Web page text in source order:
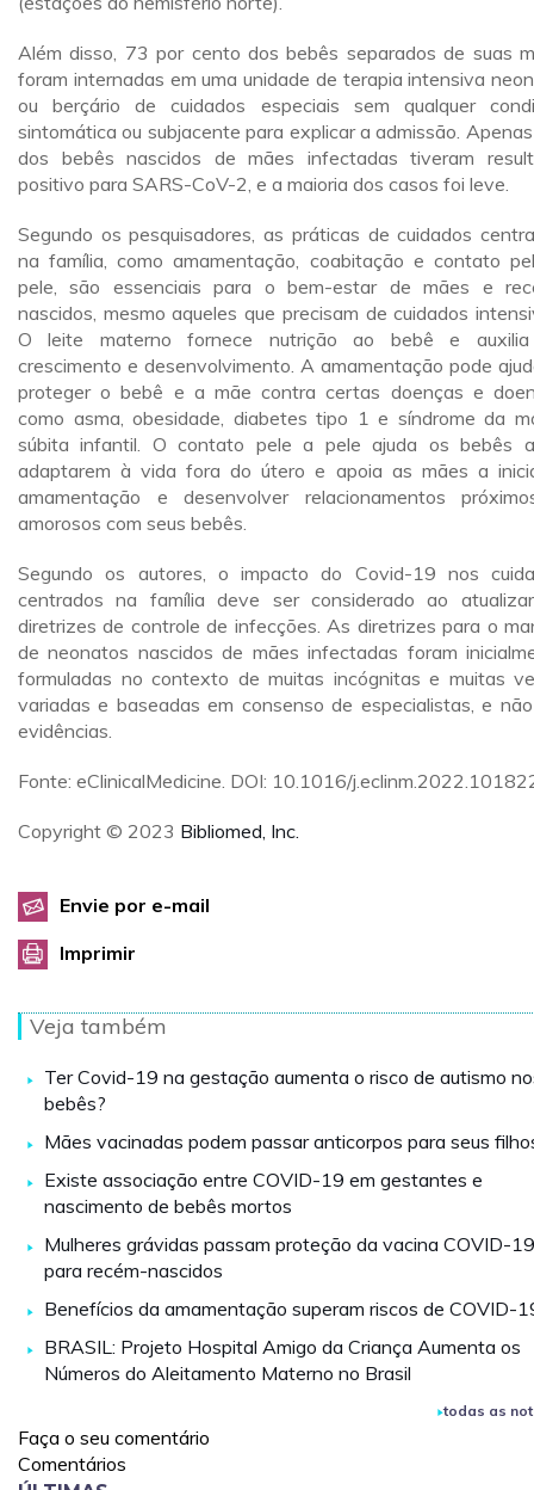
Além disso, 73 por cento dos bebês separados de suas
foram internadas em uma unidade de terapia intensiva
ou berçário de cuidados especiais sem qualquer
sintomática ou subjacente para explicar a admissão.
dos bebês nascidos de mães infectadas tiveram
positivo para SARS-CoV-2, e a maioria dos casos foi leve.
Segundo os pesquisadores, as práticas de cuidados
na família, como amamentação, coabitação e contato
pele, são essenciais para o bem-estar de mães e
nascidos, mesmo aqueles que precisam de cuidados
O leite materno fornece nutrição ao bebê e
crescimento e desenvolvimento. A amamentação pode
proteger o bebê e a mãe contra certas doenças e
como asma, obesidade, diabetes tipo 1 e síndrome da
súbita infantil. O contato pele a pele ajuda os bebês
adaptarem à vida fora do útero e apoia as mães a
amamentação e desenvolver relacionamentos
amorosos com seus bebês.
Segundo os autores, o impacto do Covid-19 nos
centrados na família deve ser considerado ao
diretrizes de controle de infecções. As diretrizes para o
de neonatos nascidos de mães infectadas foram
formuladas no contexto de muitas incógnitas e muitas
variadas e baseadas em consenso de especialistas, e
evidências.
Fonte: eClinicalMedicine. DOI: 10.1016/
Copyright © 2023 Bibliomed, Inc.
Envie por e-mail
Imprimir
Veja também
Ter Covid-19 na gestação aumenta o risco de autismo
bebês?
Mães vacinadas podem passar anticorpos para seus
Existe associação entre COVID-19 em gestantes e
nascimento de bebês mortos
Mulheres grávidas passam proteção da vacina COVID-19
para recém-nascidos
Benefícios da amamentação superam riscos de COVID-
BRASIL: Projeto Hospital Amigo da Criança Aumenta os
Números do Aleitamento Materno no Brasil
todas as
Faça o seu comentário
Comentários